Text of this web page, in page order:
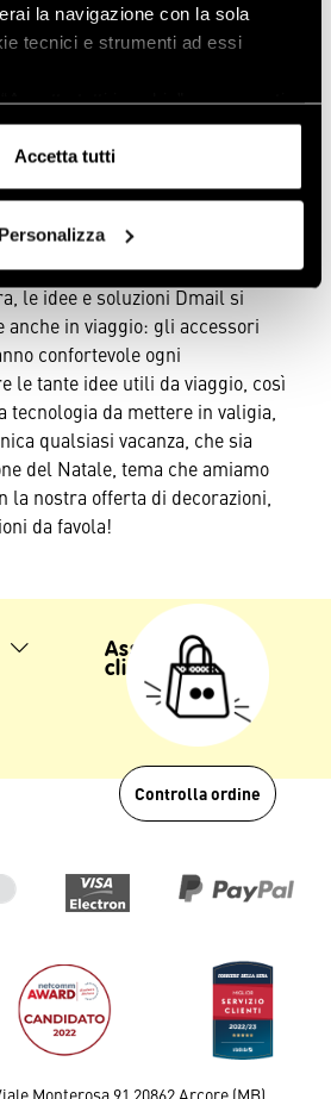
la navigazione con la sola
tecnici e strumenti ad essi
tutti i cookie”, acconsenti
i cookie e strumenti di
dettagli
pagina.
Accetta tutti
Personalizza
e introvabili che, oltre a decorare
delle idee regalo originali,
di vista una grande necessità
spazio! La nostra linea di
in questa direzione, e con le
l’ angolo verde: tra
animali molesti, arredo
a tenere tutto in ordine e a
massimo comfort! E per gli
le idee e soluzioni Dmail si
anche in viaggio: gli accessori
confortevole ogni
le tante idee utili da viaggio, così
tecnologia da mettere in valigia,
qualsiasi vacanza, che sia
del Natale, tema che amiamo
la nostra offerta di decorazioni,
da favola!
Assistenza
clienti
Controlla ordine